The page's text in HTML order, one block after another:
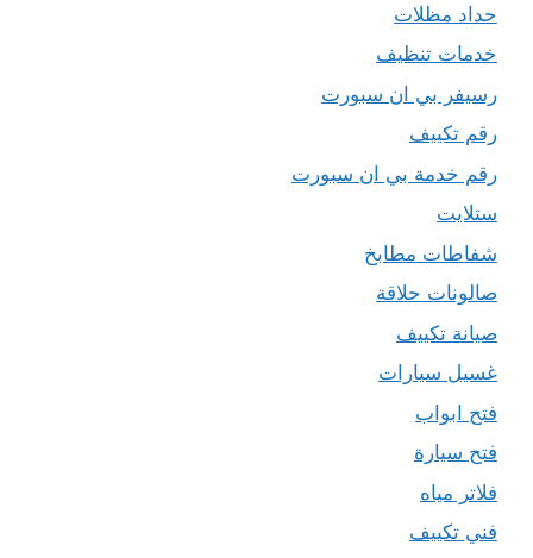
حداد مظلات
خدمات تنظيف
رسيفر بي ان سبورت
رقم تكييف
رقم خدمة بي ان سبورت
ستلايت
شفاطات مطابخ
صالونات حلاقة
صيانة تكييف
غسيل سيارات
فتح ابواب
فتح سيارة
فلاتر مياه
فني تكييف